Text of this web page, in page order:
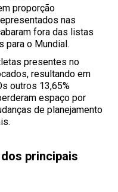
proporção
nas
fora das listas
o Mundial.
presentes no
resultando em
outros 13,65%
espaço por
de planejamento
principais